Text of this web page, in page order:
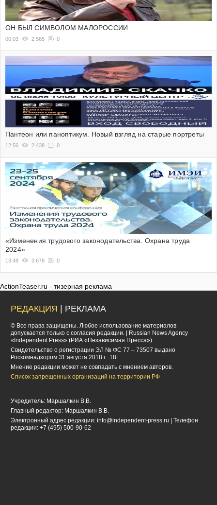
ОН БЫЛ СИМВОЛОМ МАЛОРОССИИ
00:03 2 565 0
Пантеон или паноптикум. Новый взгляд на старые портреты
12:56 2 438 0
«Изменения трудового законодательства. Охрана труда
2024»
13:48 3 678 0
ActionTeaser.ru - тизерная реклама
РЕДАКЦИЯ | РЕКЛАМА
© Все права защищены. Любое использование материалов
допускается только с согласия редакции. | Russian News Agency
«Independent Press» (РИА «Независимая Пресса»)
Cвидетельство о регистрации ЭЛ № ФС 77 – 73507 выдано
Роскомнадзором 31 августа 2018 г.. 18+
Мнение редакции может не совпадать с мнением авторов.
Список запрещенных организаций на территории РФ
Учредитель: Маршалкин В.В.
Главный редактор: Маршалкин В.В.
Электронный адрес редакции:info@independent-press.ru
| Телефон
редакции: +7 (495) 500-90-62